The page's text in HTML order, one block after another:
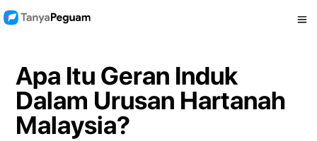
Apa Itu Geran Induk
Dalam Urusan Hartanah
Malaysia?